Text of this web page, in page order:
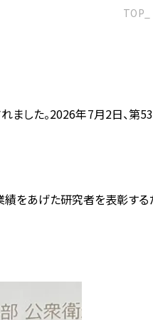
TOP
ました。2026年7月2日、第
をあげた研究者を表彰する